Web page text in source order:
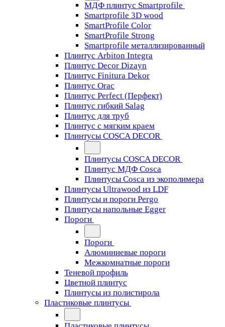
МДФ плинтус Smartprofile
Smartprofile 3D wood
SmartProfile Color
SmartProfile Strong
Smartprofile металлизированный
Плинтус Arbiton Integra
Плинтус Decor Dizayn
Плинтус Finitura Dekor
Плинтус Orac
Плинтус Perfect (Перфект)
Плинтус гибкий Salag
Плинтус для труб
Плинтус с мягким краем
Плинтусы COSCA DECOR
Плинтусы COSCA DECOR
Плинтус МДФ Cosca
Плинтусы Cosca из экополимера
Плинтусы Ultrawood из LDF
Плинтусы и пороги Pergo
Плинтусы напольные Egger
Пороги
Пороги
Алюминиевые пороги
Межкомнатные пороги
Теневой профиль
Цветной плинтус
Плинтусы из полистирола
Пластиковые плинтусы